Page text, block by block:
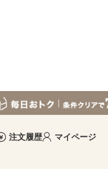
注文履歴 マイページ